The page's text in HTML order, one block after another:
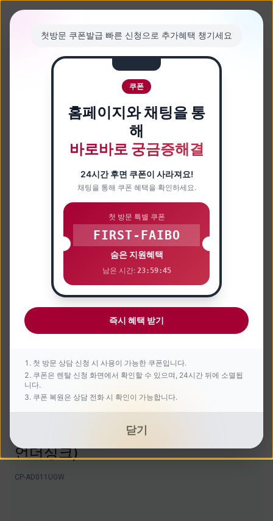
인스퓨어 직수 정수기 (무전원
언더싱크)
CP-AD011UGW
첫방문 쿠폰발급 빠른 신청으로 추가혜택 챙기세요
쿠폰
홈페이지와 채팅을 통
해
바로바로 궁금증해결
24시간 후면 쿠폰이 사라져요!
채팅을 통해 쿠폰 혜택을 확인하세요.
첫 방문 특별 쿠폰
FIRST-FAIBO
숨은 지원혜택
남은 시간: 23:59:44
즉시 혜택 받기
첫 방문 상담 신청 시 사용이 가능한 쿠폰입니다.
쿠폰은 렌탈 신청 화면에서 확인할 수 있으며, 24시간 뒤에 소멸됩
니다.
쿠폰 복원은 상담 전화 시 확인이 가능합니다.
닫기